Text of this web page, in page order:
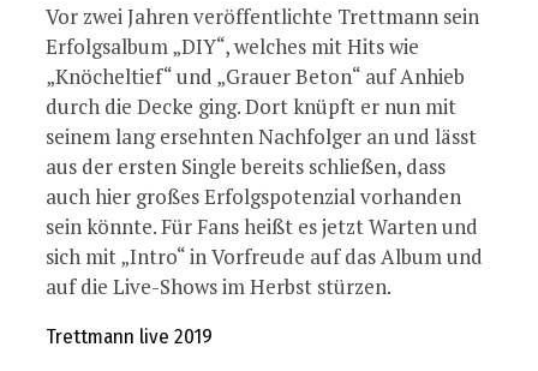
Vor zwei Jahren veröffentlichte Trettmann sein
Erfolgsalbum „DIY“, welches mit Hits wie
„Knöcheltief“ und „Grauer Beton“ auf Anhieb
durch die Decke ging. Dort knüpft er nun mit
seinem lang ersehnten Nachfolger an und lässt
aus der ersten Single bereits schließen, dass
auch hier großes Erfolgspotenzial vorhanden
sein könnte. Für Fans heißt es jetzt Warten und
sich mit „Intro“ in Vorfreude auf das Album und
auf die Live-Shows im Herbst stürzen.
Trettmann live 2019